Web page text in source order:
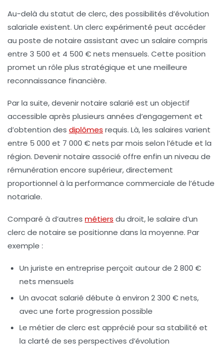
Au-delà du statut de clerc, des possibilités d’évolution
salariale existent. Un clerc expérimenté peut accéder
au poste de notaire assistant avec un salaire compris
entre 3 500 et 4 500 € nets mensuels. Cette position
promet un rôle plus stratégique et une meilleure
reconnaissance financière.
Par la suite, devenirnotaire salarié est un objectif
accessible après plusieurs années d’engagement et
d’obtention des diplômes requis. Là, les salaires varient
entre 5 000 et 7 000 € nets par mois selon l’étude et la
région. Devenirnotaire associé offre enfin un niveau de
rémunération encore supérieur, directement
proportionnel à la performance commerciale de l’étude
notariale.
Comparé à d’autres métiers du droit, le salaire d’un
clerc de notaire se positionne dans la moyenne. Par
exemple :
Un juriste en entreprise perçoit autour de 2 800 €
nets mensuels
Un avocat salarié débute à environ 2 300 € nets,
avec une forte progression possible
Le métier de clerc est apprécié pour sa stabilité et
la clarté de ses perspectives d’évolution